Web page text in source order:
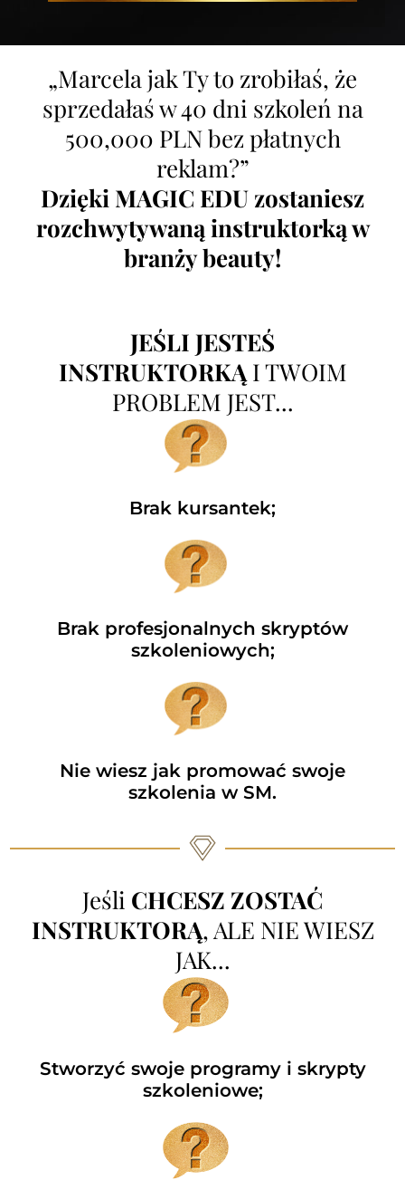
„Marcela jak Ty to zrobiłaś, że
sprzedałaś w 40 dni szkoleń na
500,000 PLN bez płatnych
reklam?”
Dzięki MAGIC EDU zostaniesz
rozchwytywaną instruktorką w
branży beauty!
JEŚLI JESTEŚ
INSTRUKTORKĄI TWOIM
PROBLEM JEST...
Brak kursantek;
Brak profesjonalnych skryptów
szkoleniowych;
Nie wiesz jak promować swoje
szkolenia w SM.
Jeśli CHCESZ ZOSTAĆ
INSTRUKTORĄ, ALE NIE WIESZ
JAK...
Stworzyć swoje programy i skrypty
szkoleniowe;